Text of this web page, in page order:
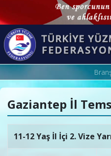
Gaziantep İl
11-12 Yaş İl İçi 2. Vize